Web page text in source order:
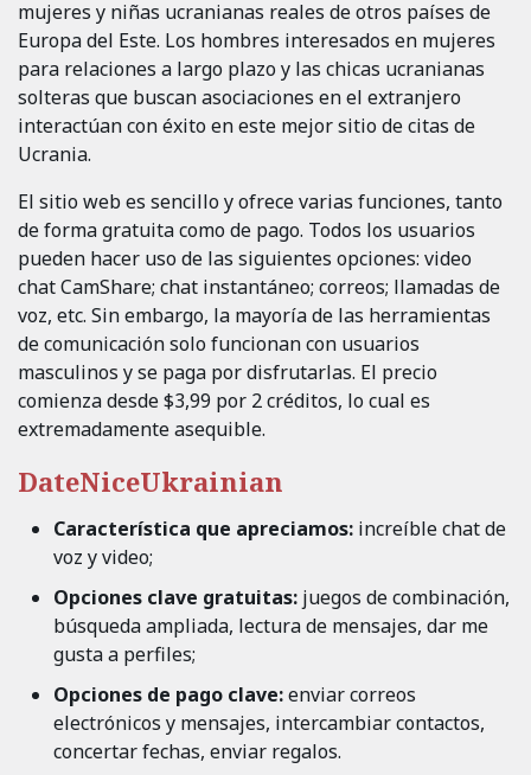
mujeres y niñas ucranianas reales de otros países de
Europa del Este. Los hombres interesados ​​en mujeres
para relaciones a largo plazo y las chicas ucranianas
solteras que buscan asociaciones en el extranjero
interactúan con éxito en este mejor sitio de citas de
Ucrania.
El sitio web es sencillo y ofrece varias funciones, tanto
de forma gratuita como de pago. Todos los usuarios
pueden hacer uso de las siguientes opciones: video
chat CamShare; chat instantáneo; correos; llamadas de
voz, etc. Sin embargo, la mayoría de las herramientas
de comunicación solo funcionan con usuarios
masculinos y se paga por disfrutarlas. El precio
comienza desde $3,99 por 2 créditos, lo cual es
extremadamente asequible.
DateNiceUkrainian
Característica que apreciamos: increíble chat de
voz y video;
Opciones clave gratuitas: juegos de combinación,
búsqueda ampliada, lectura de mensajes, dar me
gusta a perfiles;
Opciones de pago clave:enviar correos
electrónicos y mensajes, intercambiar contactos,
concertar fechas, enviar regalos.